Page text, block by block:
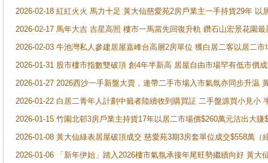
2026-02-18 紅紅火火 馬力十足 黃大仙慈愛苑2房戶業主一手持貨29年 以
2026-02-17 馬年大吉 吉星高照 樓市一馬當先回復升軌 鑽石山宏景花園
2026-02-03 牛池灣私人參建居屋嘉峰台高層2房單位 獲白居二客以居二市
2026-01-31 股市樓市指數雙破頂 創4年半新高 居屋自由市場罕有低市價
2026-01-27 2026西沙一手新盤大賣，連帶二手市場入市氣氛亦同步升温
2026-01-22 白居二青年人計劃中籤者陸續收到購買証 二手盤源買小見小
2026-01-15 竹園北邨3房戶業主持貨17年以居二市場價$260萬元沽出大賺
2026-01-08 黃大仙綠表居屋破頂成交 慈愛苑3期3房套單位成交$558萬（
2026-01-06 「新年伊始」踏入2026樓市氣氛承接年尾旺勢繼續向好 黃